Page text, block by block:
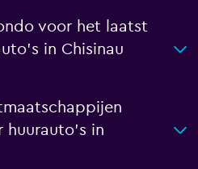
voor het laatst
in Chisinau
huurauto's in